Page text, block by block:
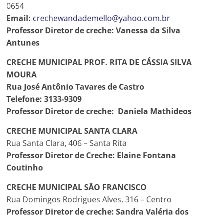
0654
Email: crechewandademello@yahoo.com.br
Professor Diretor de creche: Vanessa da Silva
Antunes
CRECHE MUNICIPAL PROF. RITA DE CÁSSIA SILVA
MOURA
Rua José Antônio Tavares de Castro
Telefone: 3133-9309
Professor Diretor de creche: ­­­­­­­­­­­­­­­­­­­­ Daniela Mathideos
CRECHE MUNICIPAL SANTA CLARA
Rua Santa Clara, 406 – Santa Rita
Professor Diretor de Creche: Elaine Fontana
Coutinho
CRECHE MUNICIPAL SÃO FRANCISCO
Rua Domingos Rodrigues Alves, 316 – Centro
Professor Diretor de creche: Sandra Valéria dos